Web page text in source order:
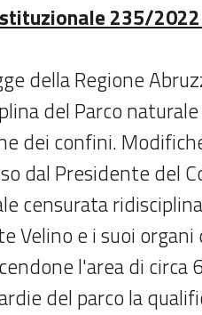
235/
della Regione
del Parco
dei confini.
dal Presidente del
censurata
Velino e i suoi
l'area di
del parco la